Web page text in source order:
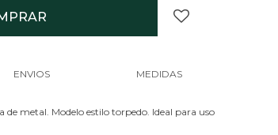
ENVIOS MEDIDAS
de metal. Modelo estilo torpedo. Ideal para uso